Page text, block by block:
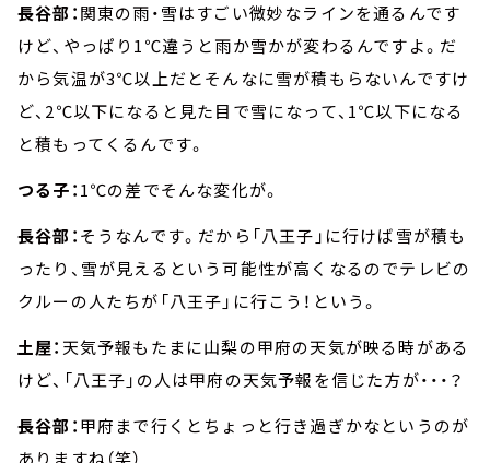
長谷部：関東の雨・雪はすごい微妙なラインを通るんです
けど、やっぱり1℃違うと雨か雪かが変わるんですよ。だ
から気温が3℃以上だとそんなに雪が積もらないんですけ
ど、2℃以下になると見た目で雪になって、1℃以下になる
と積もってくるんです。
つる子：1℃の差でそんな変化が。
長谷部：そうなんです。だから「八王子」に行けば雪が積も
ったり、雪が見えるという可能性が高くなるのでテレビの
クルーの人たちが「八王子」に行こう！という。
土屋： 天気予報もたまに山梨の甲府の天気が映る時がある
けど、「八王子」の人は甲府の天気予報を信じた方が・・・？
長谷部：甲府まで行くとちょっと行き過ぎかなというのが
ありますね（笑）